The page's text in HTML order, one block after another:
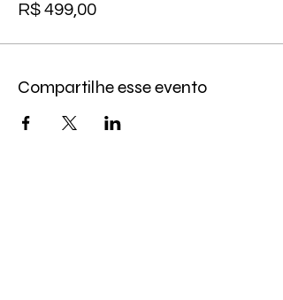
R$ 499,00
Compartilhe esse evento